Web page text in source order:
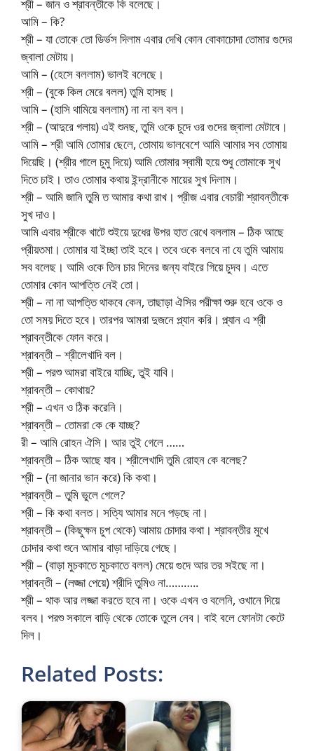
শ্রী – জান ও শ্রাবন্তীকে কি বলেছে।
আমি – কি?
শ্রী – যা তোকে তো ডির্ভস দিলাম এবার দেখি কোন বোকাচোদা তোমার গুদের
জ্বালা মেটায়।
আমি – (হেসে বললাম) ভালই বলেছে।
শ্রী – (বুকে কিল মেরে বলল) তুমি হাসছ।
আমি – (হাসি থামিয়ে বললাম) না না বল বল।
শ্রী – (আদুরে গলায়) এই শুনছ, তুমি ওকে চুদে ওর গুদের জ্বালা মেটাবে।
আমি – শ্রী আমি তোমার ছেলে, তোমায় ভালবেশে আমি আমার সব তোমায়
দিয়েছি। (শ্রীর গালে চুমু দিয়ে) আমি তোমার স্বামী হয়ে শুধু তোমাকে সুখ
দিতে চাই। তাও তোমার কথায় ইন্দ্রানীকে মায়ের সুখ দিলাম।
শ্রী – আমি জানি তুমি ত আমার কথা রাখ। প্রীজ এবার বেচারী শ্রাবন্তীকে
সুখ দাও।
আমি এবার শ্রীকে খাটে শুইয়ে দুধের উপর হাত রেখে বললাম – ঠিক আছে
প্রীয়তমা। তোমার যা ইচ্ছা তাই হবে। তবে ওকে বলবে না যে তুমি আমায়
সব বলেছ। আমি ওকে তিন চার দিনের জন্য বাইরে গিয়ে চুদব। এতে
তোমার কোন আপত্তি নেই তো।
শ্রী – না না আপত্তি থাকবে কেন, তাছাড়া ঐসির পরীক্ষা শুরু হবে ওকে ও
তো সময় দিতে হবে। তারপর আমরা দুজনে প্ল্যান করি। প্ল্যান এ শ্রী
শ্রাবন্তীকে ফোন করে।
শ্রাবন্তী – শ্রীলেখাদি বল।
শ্রী – পরশু আমরা বাইরে যাচ্ছি, তুই যাবি।
শ্রাবন্তী – কোথায়?
শ্রী – এখন ও ঠিক করেনি।
শ্রাবন্তী – তোমরা কে কে যাচ্ছ?
রী – আমি রোহন ঐসি। আর তুই গেলে ……
শ্রাবন্তী – ঠিক আছে যাব। শ্রীলেখাদি তুমি রোহন কে বলেছ?
শ্রী – (না জানার ভান করে) কি কথা।
শ্রাবন্তী – তুমি ভুলে গেলে?
শ্রী – কি কথা বলত। সত্যি আমার মনে পড়ছে না।
শ্রাবন্তী – (কিছুক্ষন চুপ থেকে) আমায় চোদার কথা। শ্রাবন্তীর মুখে
চোদার কথা শুনে আমার বাড়া দাড়িয়ে গেছে।
শ্রী – (বাড়া মুচকাতে মুচকাতে বলল) মেয়ে গুদে আর তর সইছে না।
শ্রাবন্তী – (লজ্জা পেয়ে) শ্রীদি তুমিও না………..
শ্রী – থাক আর লজ্জা করতে হবে না। ওকে এখন ও বলেনি, ওখানে দিয়ে
বলব। পরশু সকালে বাড়ি থেকে তোকে তুলে নেব। বাই বলে ফোনটা কেটে
দিল।
Related Posts: